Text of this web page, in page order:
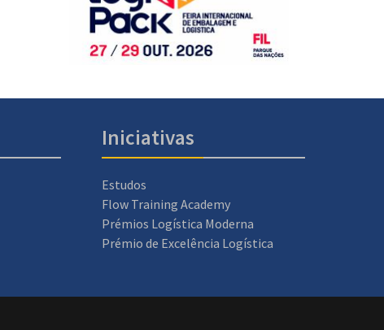
Iniciativas
Estudos
Flow Training Academy
Prémios Logística Moderna
Prémio de Excelência Logística